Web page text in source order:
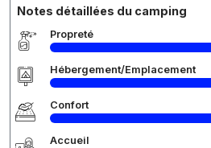
Notes détaillées du camping
Propreté
Hébergement/Emplacement
Confort
Accueil